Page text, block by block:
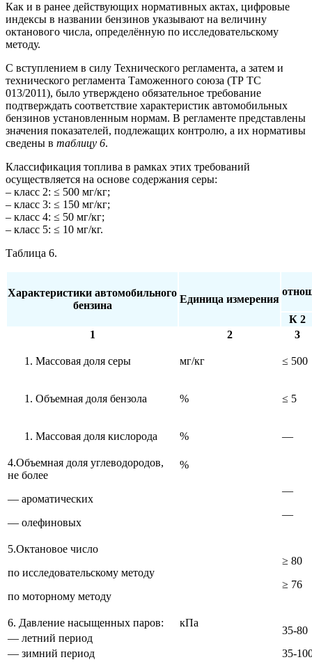
Как и в ранее действующих нормативных актах, цифровые
индексы в названии бензинов указывают на величину
октанового числа, определённую по исследовательскому
методу.
С вступлением в силу Технического регламента, а затем и
технического регламента Таможенного союза (ТР ТС
013/2011), было утверждено обязательное требование
подтверждать соответствие характеристик автомобильных
бензинов установленным нормам. В регламенте представлены
значения показателей, подлежащих контролю, а их нормативы
сведены в таблицу 6.
Классификация топлива в рамках этих требований
осуществляется на основе содержания серы:
– класс 2: ≤ 500 мг/кг;
– класс 3: ≤ 150 мг/кг;
– класс 4: ≤ 50 мг/кг;
– класс 5: ≤ 10 мг/кг.
Таблица 6.
Характеристики автомобильного
бензина
Единица измерения
К 2
1
2 3
Массовая доля серы мг/кг ≤ 500
Объемная доля бензола % ≤ 5
Массовая доля кислорода % —
4.Объемная доля углеводородов,
не более
— ароматических
— олефиновых
%
—
—
5.Октановое число
по исследовательскому методу
по моторному методу
≥ 80
≥ 76
6. Давление насыщенных паров: кПа
35-80
— летний период
— зимний период
35-